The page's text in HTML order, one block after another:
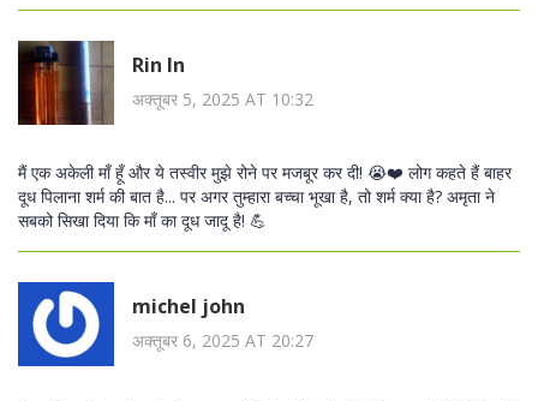
Rin In
अक्तूबर 5, 2025 AT 10:32
मैं एक अकेली माँ हूँ और ये तस्वीर मुझे रोने पर मजबूर कर दी! 😭❤️ लोग कहते हैं बाहर
दूध पिलाना शर्म की बात है... पर अगर तुम्हारा बच्चा भूखा है, तो शर्म क्या है? अमृता ने
सबको सिखा दिया कि माँ का दूध जादू है! 💪
michel john
अक्तूबर 6, 2025 AT 20:27